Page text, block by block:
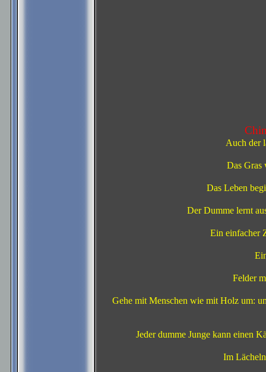
Auch der
Das Gras
Das Leben
Der Dumme lernt
Ein einfacher
Felder
Gehe mit Menschen wie mit Holz um:
Jeder dumme Junge kann einen
Im